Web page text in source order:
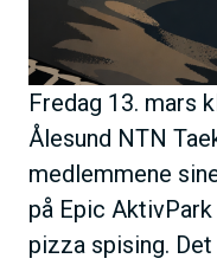
Fredag 13. mars
Ålesund NTN
medlemmene
på Epic
pizza spising.